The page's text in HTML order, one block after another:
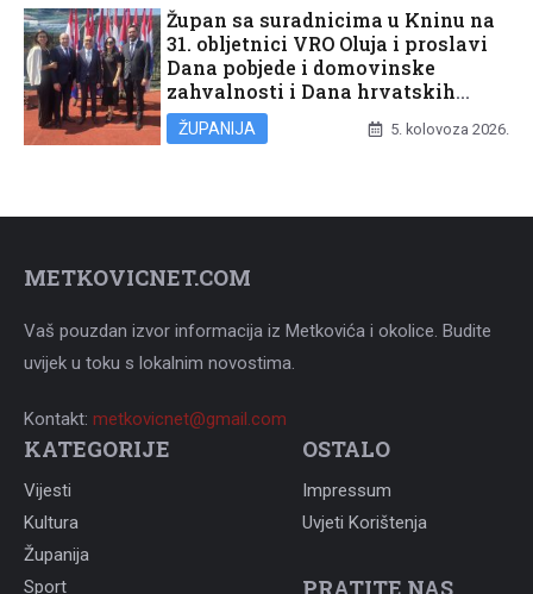
Župan sa suradnicima u Kninu na
31. obljetnici VRO Oluja i proslavi
Dana pobjede i domovinske
zahvalnosti i Dana hrvatskih
branitelja
ŽUPANIJA 5. kolovoza 2026.
METKOVICNET.COM
Vaš pouzdan izvor informacija iz Metkovića i okolice. Budite
uvijek u toku s lokalnim novostima.
Kontakt: metkovicnet@gmail.com
KATEGORIJE
Vijesti
Kultura
Županija
Sport
OSTALO
Impressum
Uvjeti Korištenja
PRATITE NAS